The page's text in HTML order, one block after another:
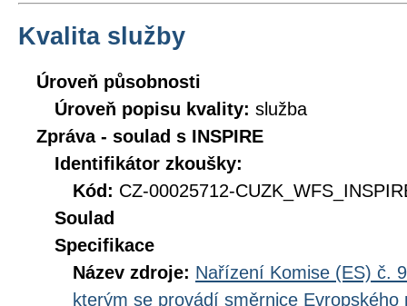
Kvalita služby
Úroveň působnosti
Úroveň popisu kvality: služba
Zpráva - soulad s INSPIRE
Identifikátor zkoušky:
Kód: CZ-00025712-
Soulad
Specifikace
Název zdroje: Nařízení Komise (ES) č.
kterým se provádí směrnice